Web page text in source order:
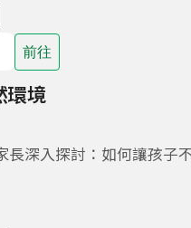
前往
環境
長深入探討：如何讓孩子
子成為關心地球的永續公